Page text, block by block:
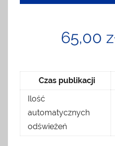
65,00
Czas publikacji
Ilość
automatycznych
odświeżeń